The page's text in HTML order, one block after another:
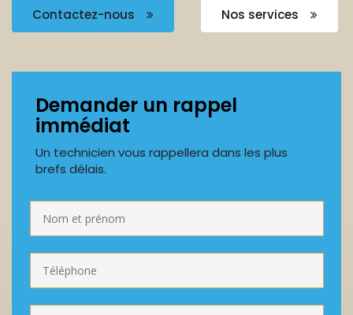
Contactez-nous Nos services
Demander un rappel
immédiat
Un technicien vous rappellera dans les plus
brefs délais.